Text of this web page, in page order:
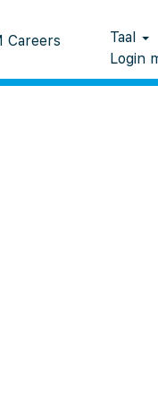
Careers Taal
Login